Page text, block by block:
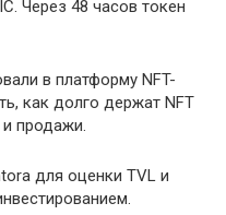
Через 48 часов токен
в платформу NFT-
как долго держат NFT
продажи.
для оценки TVL и